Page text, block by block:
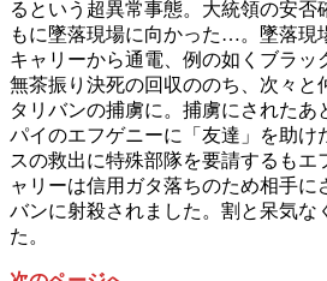
るという超異常事態。大統領の安否
もに墜落現場に向かった…。墜落現
キャリーから通電、例の如くブラッ
無茶振り決死の回収ののち、次々と
タリバンの捕虜に。捕虜にされたあ
パイのエフゲニーに「友達」を助け
スの救出に特殊部隊を要請するもエ
ャリーは信用ガタ落ちのため相手に
バンに射殺されました。割と呆気な
た。